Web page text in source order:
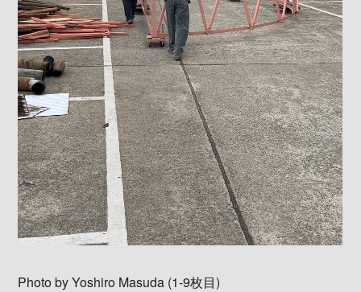
Photo by Yoshiro Masuda (1-9枚目)